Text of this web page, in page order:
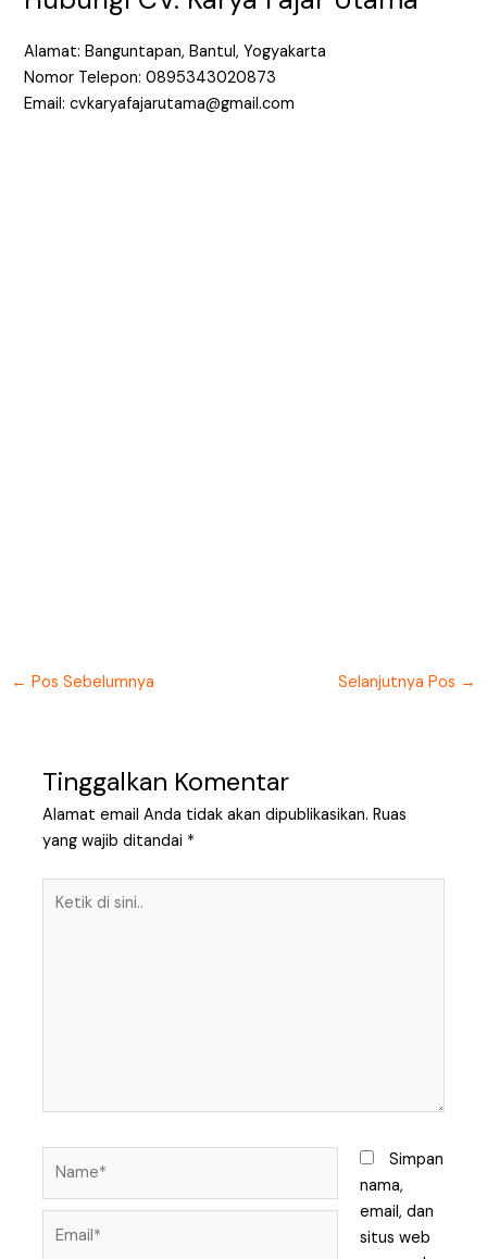
Alamat: Banguntapan, Bantul, Yogyakarta
Nomor Telepon: 0895343020873
Email: cvkaryafajarutama@gmail.com
← Pos Sebelumnya Selanjutnya Pos →
Tinggalkan Komentar
Alamat email Anda tidak akan dipublikasikan. Ruas
yang wajib ditandai *
Simpan
nama,
email, dan
situs web